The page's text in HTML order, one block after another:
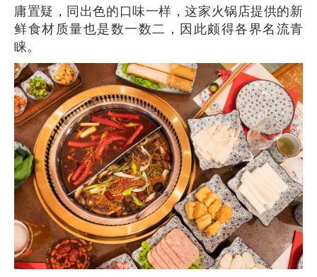
庸置疑，同出色的口味一样，这家火锅店提供的新
鲜食材质量也是数一数二，因此颇得各界名流青
睐。